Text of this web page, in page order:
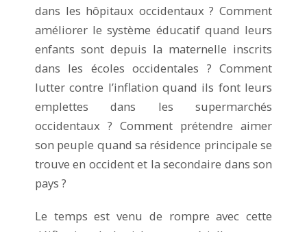
dans les hôpitaux occidentaux ? Comment
améliorer le système éducatif quand leurs
enfants sont depuis la maternelle inscrits
dans les écoles occidentales ? Comment
lutter contre l’inflation quand ils font leurs
emplettes dans les supermarchés
occidentaux ? Comment prétendre aimer
son peuple quand sa résidence principale se
trouve en occident et la secondaire dans son
pays ?
Le temps est venu de rompre avec cette